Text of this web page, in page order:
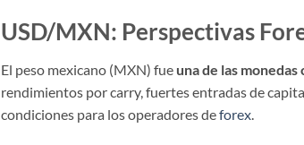
USD/MXN: Perspectivas
El peso mexicano (MXN) fue una de las
rendimientos por carry, fuertes entradas de
condiciones para los operadores deforex